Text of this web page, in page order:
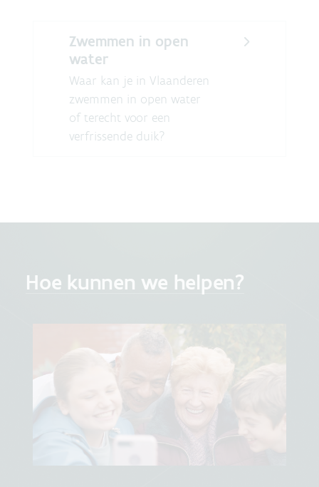
Zwemmen in open
water
Waar kan je in Vlaanderen
zwemmen in open water
of terecht voor een
verfrissende duik?
Hoe kunnen we helpen?